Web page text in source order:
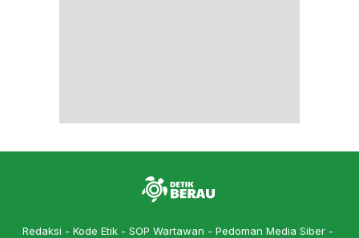
Redaksi Kode Etik SOP Wartawan Pedoman Media Siber